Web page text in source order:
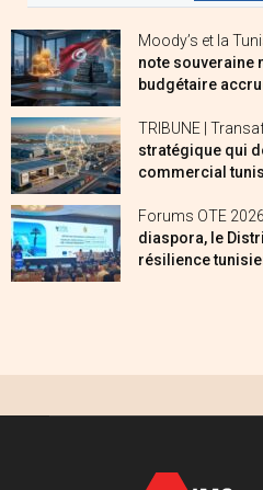
Moody’s et la
note souveraine
budgétaire
TRIBUNE |
stratégique qui
commercial
Forums OTE 2026
diaspora, le
résilience